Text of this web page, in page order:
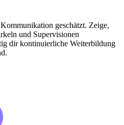
geschätzt. Zeige,
und Supervisionen
dir kontinuierliche Weiterbildung